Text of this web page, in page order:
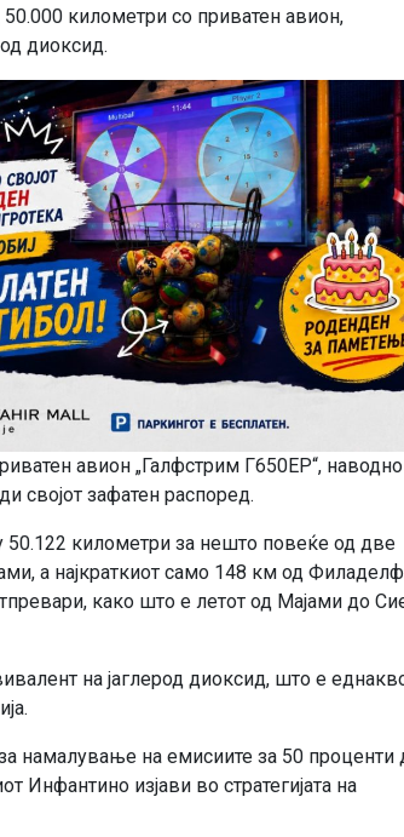
километри со приватен авион,
диоксид.
авион „Галфстрим Г650ЕР“, наводно
својот зафатен распоред.
километри за нешто повеќе од две
а најкраткиот само 148 км од
како што е летот од Мајами до
на јаглерод диоксид, што е
намалување на емисиите за 50 проценти
Инфантино изјави во стратегијата на